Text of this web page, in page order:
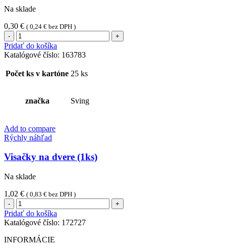
ks]
Na sklade
0,30 € ( 0,24 € bez DPH )
množstvo
Šampón
telový
vlasový
20ml
Pridať do košíka
Katalógové číslo: 163783
Počet ks v kartóne 25 ks
značka Sving
Add to compare
Rýchly náhľad
Visačky na dvere (1ks)
Na sklade
1,02 € ( 0,83 € bez DPH )
množstvo
Visačky
na
dvere
(1ks)
Pridať do košíka
Katalógové číslo: 172727
INFORMÁCIE